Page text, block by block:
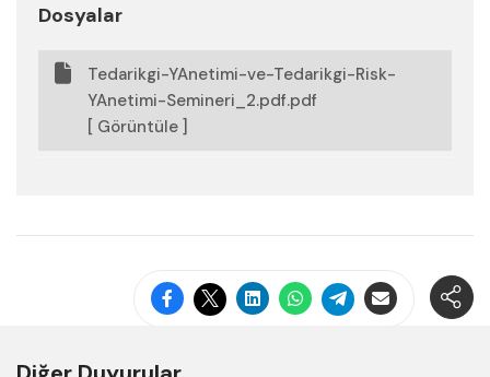
Dosyalar
Tedarikgi-YAnetimi-ve-Tedarikgi-Risk-
YAnetimi-Semineri_2.pdf.pdf
[ Görüntüle ]